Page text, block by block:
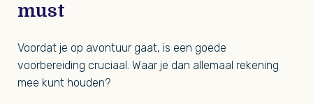
must
Voordat je op avontuur gaat, is een goede
voorbereiding cruciaal. Waar je dan allemaal rekening
mee kunt houden?